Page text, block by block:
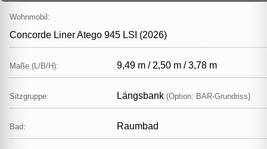
Wohnmobil:
Concorde Liner Atego 945 LSI (2026)
Maße (L/B/H): 9,49 m / 2,50 m / 3,78 m
Sitzgruppe: Längsbank (Option: BAR‑Grundriss)
Bad: Raumbad